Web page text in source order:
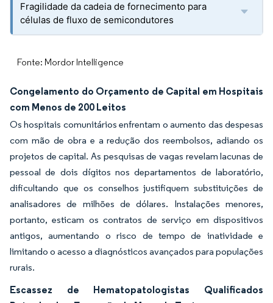
Fragilidade da cadeia de fornecimento para
células de fluxo de semicondutores
Fonte: Mordor Intelligence
Congelamento do Orçamento de Capital em Hospitais
com Menos de 200 Leitos
Os hospitais comunitários enfrentam o aumento das despesas
com mão de obra e a redução dos reembolsos, adiando os
projetos de capital. As pesquisas de vagas revelam lacunas de
pessoal de dois dígitos nos departamentos de laboratório,
dificultando que os conselhos justifiquem substituições de
analisadores de milhões de dólares. Instalações menores,
portanto, esticam os contratos de serviço em dispositivos
antigos, aumentando o risco de tempo de inatividade e
limitando o acesso a diagnósticos avançados para populações
rurais.
Escassez de Hematopatologistas Qualificados